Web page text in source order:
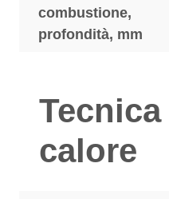
combustione,
profondità, mm
Tecnica
calore